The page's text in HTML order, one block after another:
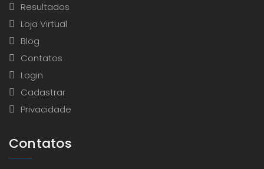
Resultados
Loja Virtual
Blog
Contatos
Login
Cadastrar
Privacidade
Contatos